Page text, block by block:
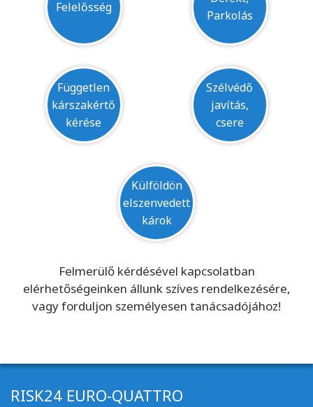
Felelősség
Parkolás
Független
kárszakértő
kérése
Szélvédő
javítás,
csere
Külföldön
elszenvedett
károk
Felmerülő kérdésével kapcsolatban
elérhetőségeinken állunk szíves rendelkezésére,
vagy forduljon személyesen tanácsadójához!
RISK24 EURO-QUATTRO